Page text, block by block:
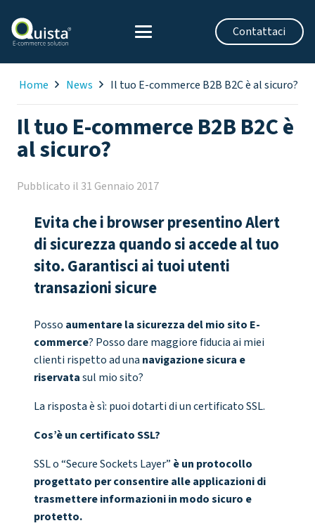
Contattaci
Home News Il tuo E-commerce B2B B2C è al sicuro?
Il tuo E-commerce B2B B2C è
al sicuro?
Pubblicato il 31 Gennaio 2017
Evita che i browser presentino Alert
di sicurezza quando si accede al tuo
sito. Garantisci ai tuoi utenti
transazioni sicure
Posso aumentare la sicurezza del mio sito E-
commerce? Posso dare maggiore fiducia ai miei
clienti rispetto ad una navigazione sicura e
riservatasul mio sito?
La risposta è sì: puoi dotarti di un certificato SSL.
Cos’è un certificato SSL?
SSL o “Secure Sockets Layer” è un protocollo
progettato per consentire alle applicazioni di
trasmettere informazioni in modo sicuro e
protetto.